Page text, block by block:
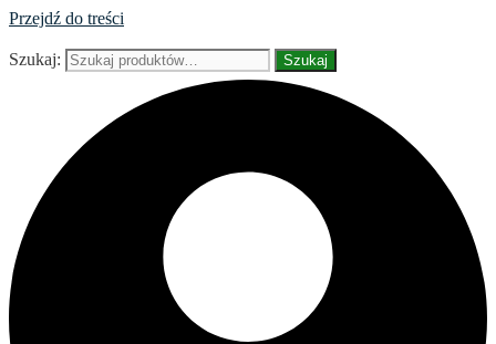
Przejdź do treści
Szukaj: Szukaj